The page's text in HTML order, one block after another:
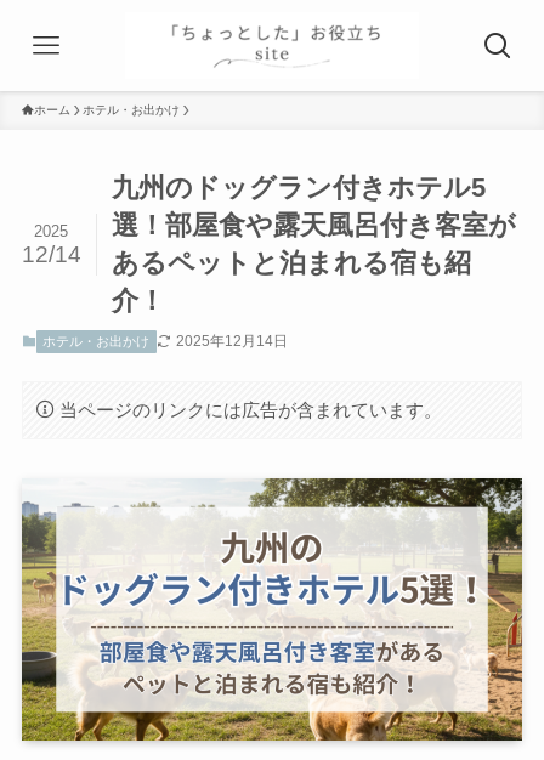
ホーム ホテル・お出かけ
九州のドッグラン付きホテル5
選！部屋食や露天風呂付き客室が
あるペットと泊まれる宿も紹
介！
2025
12/14
ホテル・お出かけ 2025年12月14日
当ページのリンクには広告が含まれています。